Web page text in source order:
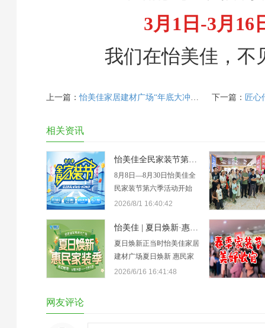
3月1日-3月16
我们在怡美佳，不
上一篇：怡美佳家居建材广场“年底大冲刺”活动圆满收官！ 下一篇： 匠心传
相关资讯
怡美佳全民家装节第六季来袭，100寸电视等你抽！
8月8日—8月30日怡美佳全
民家装节第六季活动开始
啦，建材家具家电一站式购
调，联单加码礼遇，还有百
寸电视、全屋家电抽奖福
利，升级居家质感。01.特
2026/8/1 16:40:42
怡美佳 | 夏日焕新·惠民家装季来袭！
夏日焕新正当时怡美佳家居
建材广场夏日焕新 惠民家
装季6月19日-7月5日开启趁
2026/6/16 16:41:48
网友评论